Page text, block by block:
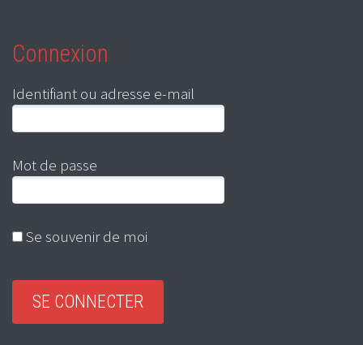
Connexion
Identifiant ou adresse e-mail
Mot de passe
Se souvenir de moi